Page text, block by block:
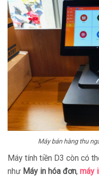
Máy bán hàng thu
Máy tính tiền D3 còn có
như Máy in hóa đơn, máy